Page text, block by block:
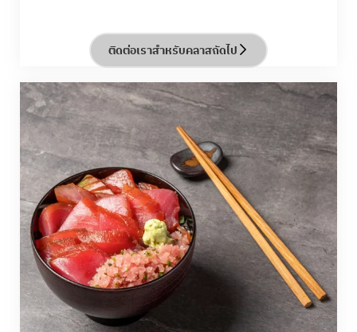
เลิศรสได้อย่างลงตัวติดต่อเราสำหรับคลาสถัดไป